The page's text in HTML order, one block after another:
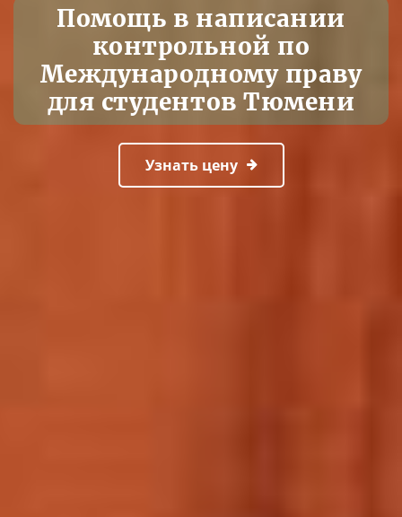
Помощь в написании
контрольной по
Международному праву
для студентов Тюмени
Узнать цену